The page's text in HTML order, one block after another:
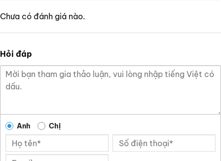
Chưa có đánh giá nào.
Hỏi đáp
Anh Chị